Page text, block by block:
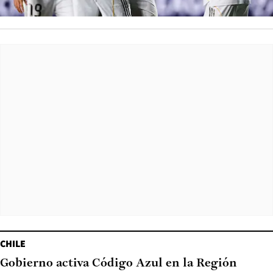
CHILE
Gobierno activa Código Azul en la Región